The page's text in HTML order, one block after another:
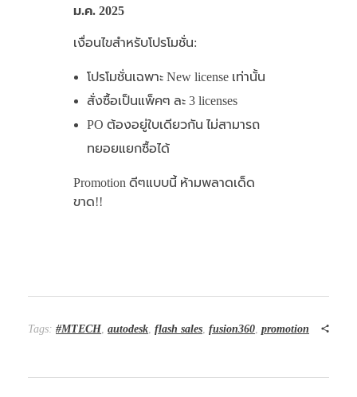
ม.ค. 2025
เงื่อนไขสำหรับโปรโมชั่น:
โปรโมชั่นเฉพาะ New license เท่านั้น
สั่งซื้อเป็นแพ็คๆ ละ 3 licenses
PO ต้องอยู่ใบเดียวกัน ไม่สามารถ
ทยอยแยกซื้อได้
Promotion ดีๆแบบนี้ ห้ามพลาดเด็ด
ขาด!!
Tags: #MTECH, autodesk, flash sales, fusion360, promotion